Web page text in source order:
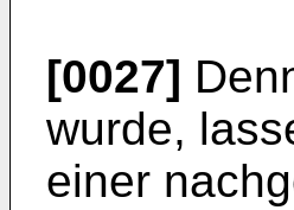
[0027]
wurde,
einer